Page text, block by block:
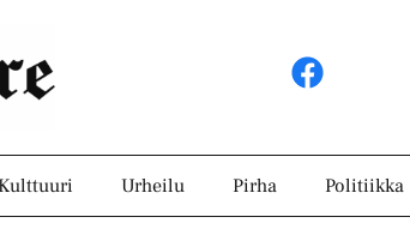
Kulttuuri Urheilu Pirha Politiikka